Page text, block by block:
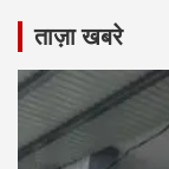
ताज़ा खबरे